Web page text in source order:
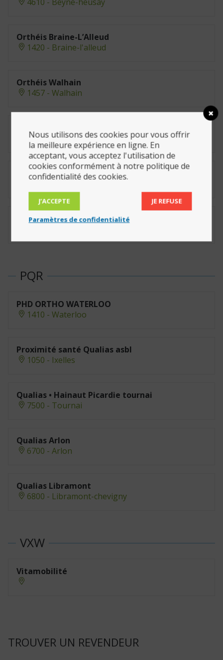
4610 - Beyne-heusay
Orthéis Braine-L’Alleud
1420 - Braine-l'alleud
Orthéis Walhain
1457 - Walhain
6600 - Bastogne
Orthopédic
ORTHOPRO SRL
PHD ORTHO WATERLOO
1410 - Waterloo
Proximité santé Qualias asbl
1050 - Ixelles
Qualias • Hainaut Picardie tournai
7500 - Tournai
Qualias Arlon
6700 - Arlon
Qualias Libramont
6800 - Libramont-chevigny
Vitamobilité
TROUVER UN REVENDEUR
Nous utilisons des cookies pour vous offrir
la meilleure expérience en ligne. En
acceptant, vous acceptez l'utilisation de
cookies conformément à notre politique de
confidentialité des cookies.
J’ACCEPTE JE REFUSE
Paramètres de confidentialité